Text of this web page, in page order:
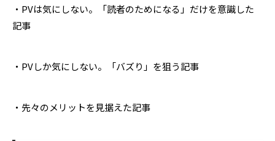
・PVは気にしない。「読者のためになる」だけを意識した
記事
・PVしか気にしない。「バズり」を狙う記事
・先々のメリットを見据えた記事